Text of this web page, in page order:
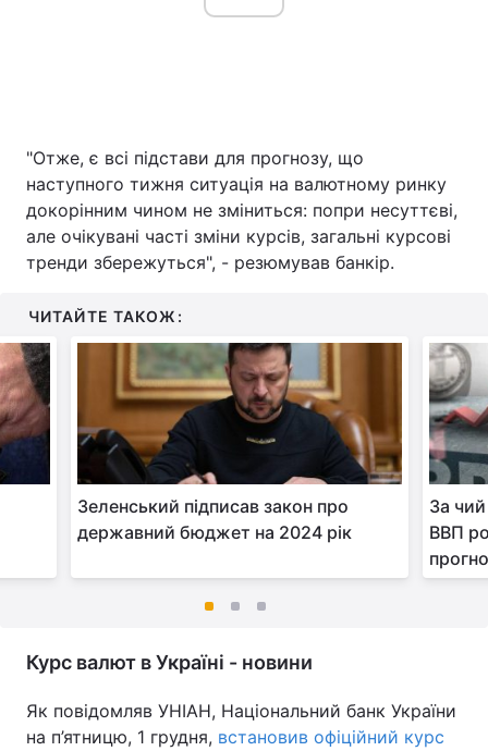
"Отже, є всі підстави для прогнозу, що
наступного тижня ситуація на валютному ринку
докорінним чином не зміниться: попри несуттєві,
але очікувані часті зміни курсів, загальні курсові
тренди збережуться", - резюмував банкір.
ЧИТАЙТЕ ТАКОЖ:
Зеленський підписав закон про
державний бюджет на 2024 рік
За
ВВП
Курс валют в Україні - новини
Як повідомляв УНІАН, Національний банк України
на п’ятницю, 1 грудня, встановив офіційний курс